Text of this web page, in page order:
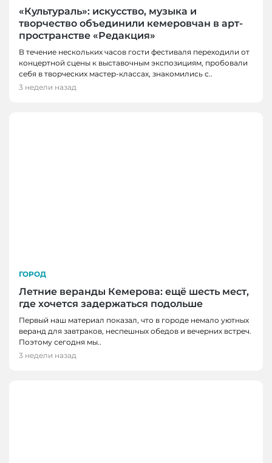
«Культураль»: искусство, музыка и
творчество объединили кемеровчан в арт-
пространстве «Редакция»
В течение нескольких часов гости фестиваля переходили от
концертной сцены к выставочным экспозициям, пробовали
себя в творческих мастер-классах, знакомились с..
3 недели назад
ГОРОД
Летние веранды Кемерова: ещё шесть мест,
где хочется задержаться подольше
Первый наш материал показал, что в городе немало уютных
веранд для завтраков, неспешных обедов и вечерних встреч.
Поэтому сегодня мы..
3 недели назад